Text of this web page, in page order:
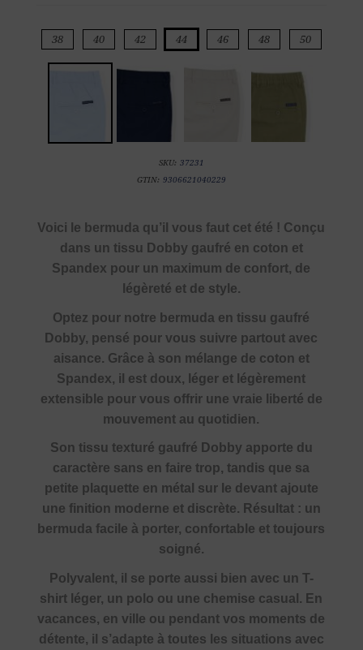
38 40 42 44 46 48 50
SKU: 37231
GTIN: 9306621040229
Voici le bermuda qu’il vous faut cet été ! Conçu
dans un tissu Dobby gaufré en coton et
Spandex pour un maximum de confort, de
légèreté et de style.
Optez pour notre bermuda en tissu gaufré
Dobby, pensé pour vous suivre partout avec
aisance. Grâce à son mélange de coton et
Spandex, il est doux, léger et légèrement
extensible pour vous offrir une vraie liberté de
mouvement au quotidien.
Son tissu texturé gaufré Dobby apporte du
caractère sans en faire trop, tandis que sa
petite plaquette en métal sur le devant ajoute
une finition moderne et discrète. Résultat : un
bermuda facile à porter, confortable et toujours
soigné.
Polyvalent, il se porte aussi bien avec un T-
shirt léger, un polo ou une chemise casual. En
vacances, en ville ou pendant vos moments de
détente, il s’adapte à toutes les situations avec